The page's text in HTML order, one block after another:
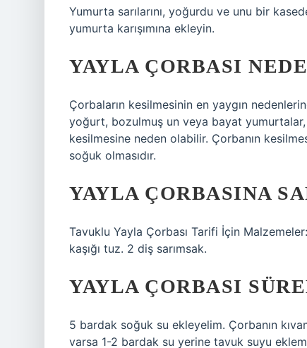
Yumurta sarılarını, yoğurdu ve unu bir
yumurta karışımına ekleyin.
YAYLA ÇORBASI
Çorbaların kesilmesinin en yaygın
yoğurt, bozulmuş un veya bayat yumurtalar,
kesilmesine neden olabilir. Çorbanın
soğuk olmasıdır.
YAYLA ÇORBASINA
Tavuklu Yayla Çorbası Tarifi İçin
kaşığı tuz. 2 diş sarımsak.
YAYLA ÇORBASI
5 bardak soğuk su ekleyelim. Çorbanın
varsa 1-2 bardak su yerine tavuk suyu